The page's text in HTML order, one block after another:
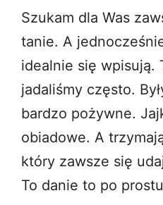
Szukam dla Was
tanie. A
idealnie się wpisują.
jadaliśmy często.
bardzo pożywne.
obiadowe. A
który zawsze się
To danie to po